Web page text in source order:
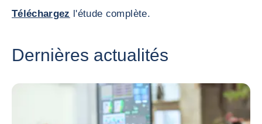
Téléchargez l'étude complète.
Dernières actualités